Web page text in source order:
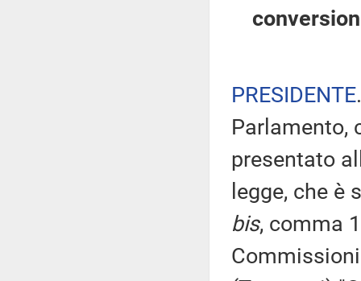
PRESIDENTE
Parlamento,
presentato
legge, che
bis, comma